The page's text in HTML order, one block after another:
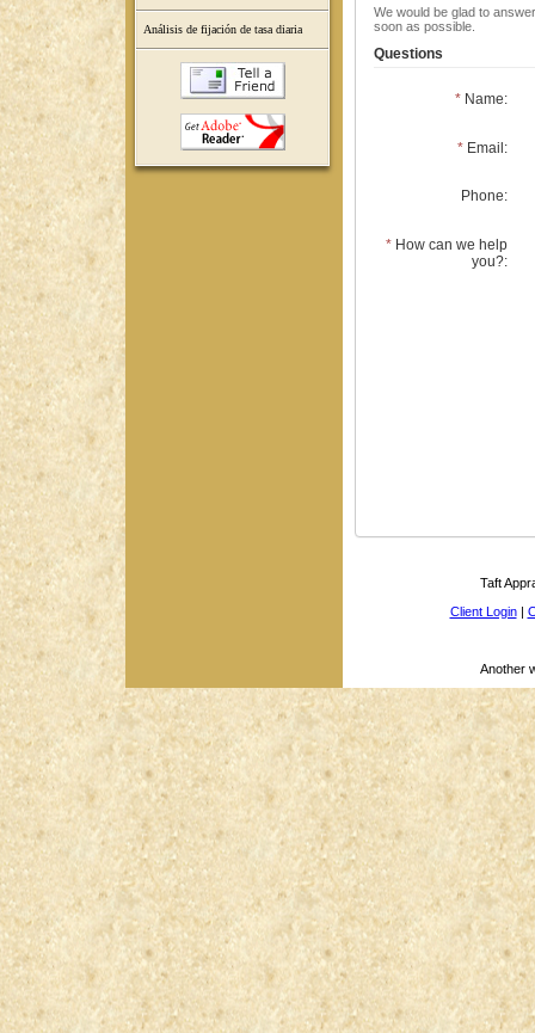
Análisis de fijación de tasa diaria
We would be glad to
soon as possible.
Questions
*Name:
*Email:
Phone:
*How can we help
you?:
Taft
Client Login|
Another